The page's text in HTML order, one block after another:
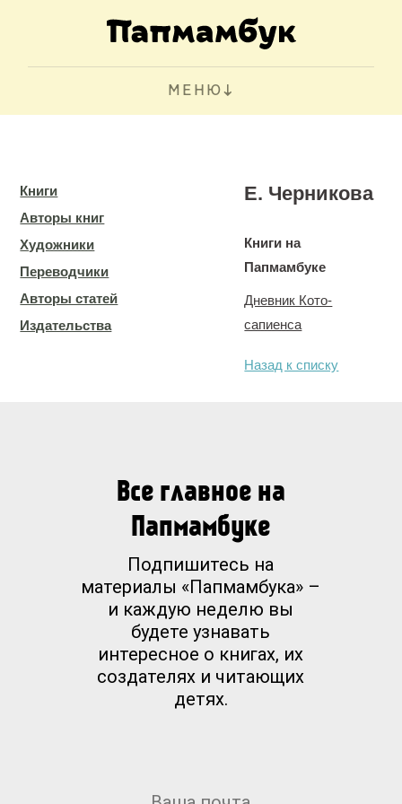
МЕНЮ
Книги
Авторы книг
Художники
Переводчики
Авторы статей
Издательства
Е. Черникова
Книги на
Папмамбуке
Дневник Кото-
сапиенса
Назад к списку
Все главное на
Папмамбуке
Подпишитесь на
материалы «Папмамбука» –
и каждую неделю вы
будете узнавать
интересное о книгах, их
создателях и читающих
детях.